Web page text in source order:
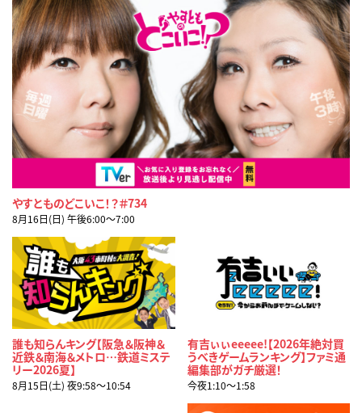
やすとものどこいこ！？＃734
8月16日(日) 午後6:00〜7:00
誰も知らんキング【阪急＆阪神＆
近鉄＆南海＆メトロ…鉄道ミステ
リー2026夏】
8月15日(土) 夜9:58〜10:54
有吉ぃぃeeeee!【2026年絶対買
うべきゲームランキング】ファミ通
編集部がガチ厳選！
今夜1:10〜1:58